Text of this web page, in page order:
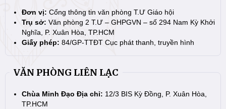
Đơn vị: Cổng thông tin văn phòng T.Ư Giáo hội
Trụ sở: Văn phòng 2 T.Ư – GHPGVN – số 294 Nam Kỳ Khởi
Nghĩa, P. Xuân Hòa, TP.HCM
Giấy phép: 84/GP-TTĐT Cục phát thanh, truyền hình
VĂN PHÒNG LIÊN LẠC
Chùa Minh Đạo Địa chỉ: 12/3 BIS Kỳ Đồng, P. Xuân Hòa,
TP.HCM